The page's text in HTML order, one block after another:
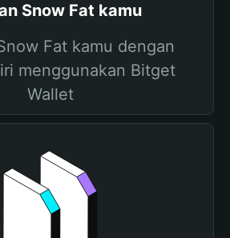
Snow Fat kamu
Fat kamu dengan
menggunakan Bitget
Wallet